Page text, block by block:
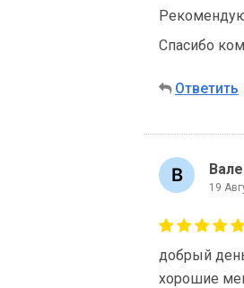
Спасибо
Ответить
19
добрый
хорошие